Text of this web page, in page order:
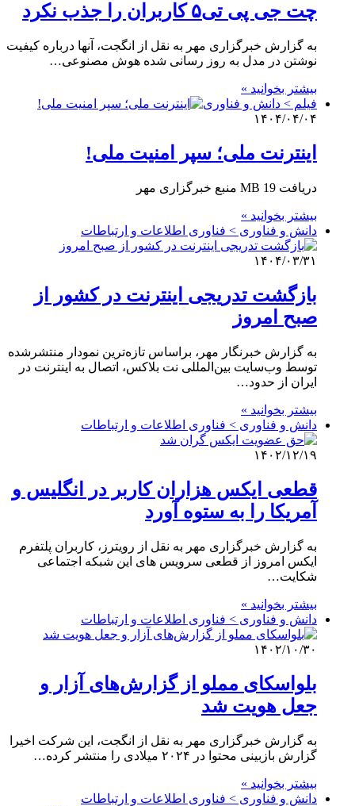
چت جی پی تی۵ کاربران را جذب نکرد
به گزارش خبرگزاری مهر به نقل از انگجت، آنها درباره کیفیت
نوشتن در مدل به روز رسانی شده هوش مصنوعی…
بیشتر بخوانید »
فیلم > دانش و فناوری
۱۴۰۴/۰۴/۰۴
اینترنت ملی؛ سپر امنیت ملی!
دریافت 19 MB منبع خبرگزاری مهر
بیشتر بخوانید »
دانش و فناوری > فناوری اطلاعات و ارتباطات
۱۴۰۴/۰۳/۳۱
بازگشت تدریجی اینترنت در کشور از
صبح امروز
به گزارش خبرنگار مهر، براساس تازه‌ترین نمودار منتشرشده
توسط وب‌سایت بین‌المللی نت بلاکس، اتصال به اینترنت در
ایران از حدود…
بیشتر بخوانید »
دانش و فناوری > فناوری اطلاعات و ارتباطات
۱۴۰۲/۱۲/۱۹
قطعی ایکس هزاران کاربر در انگلیس و
آمریکا را به ستوه آورد
به گزارش خبرگزاری مهر به نقل از رویترز، کاربران پلتفرم
ایکس امروز از قطعی سرویس های این شبکه اجتماعی
شکایت…
بیشتر بخوانید »
دانش و فناوری > فناوری اطلاعات و ارتباطات
۱۴۰۲/۱۰/۳۰
بلواسکای مملو از گزارش‌های آزار و
جعل هویت شد
به گزارش خبرگزاری مهر به نقل از انگجت، این شرکت اخیرا
گزارش بازبینی محتوا در ۲۰۲۴ میلادی را منتشر کرده…
بیشتر بخوانید »
دانش و فناوری > فناوری اطلاعات و ارتباطات